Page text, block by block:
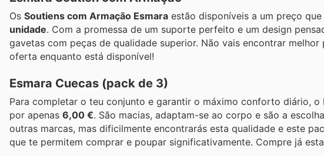
Os Soutiens com Armação Esmara estão disponíveis a um preço
unidade. Com a promessa de um suporte perfeito e um design
gavetas com peças de qualidade superior. Não vais encontrar
oferta enquanto está disponível!
Esmara Cuecas (pack de 3)
Para completar o teu conjunto e garantir o máximo conforto diário, o
por apenas 6,00 €. São macias, adaptam-se ao corpo e são a
outras marcas, mas dificilmente encontrarás esta qualidade e este
que te permitem comprar e poupar significativamente. Compre já